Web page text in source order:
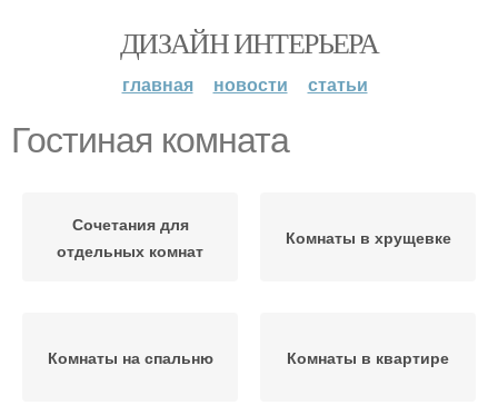
ДИЗАЙН ИНТЕРЬЕРА
главная новости статьи
Гостиная комната
Сочетания для
отдельных комнат
Комнаты в хрущевке
Комнаты на спальню Комнаты в квартире